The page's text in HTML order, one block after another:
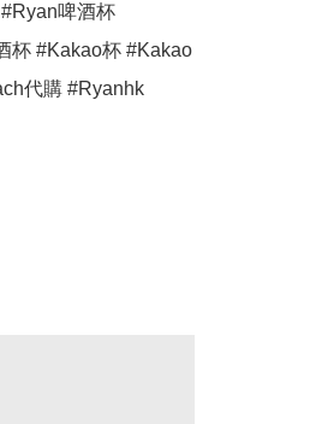
啤酒杯
杯 #Kakao杯 #Kakao
代購 #Ryanhk